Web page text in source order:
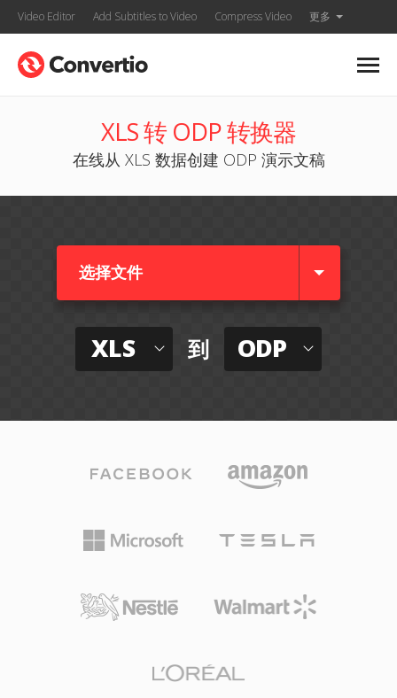
Video Editor Add Subtitles to Video Compress Video 更多
XLS 转 ODP 转换器
在线从 XLS 数据创建 ODP 演示文稿
选择文件
XLS 到 ODP